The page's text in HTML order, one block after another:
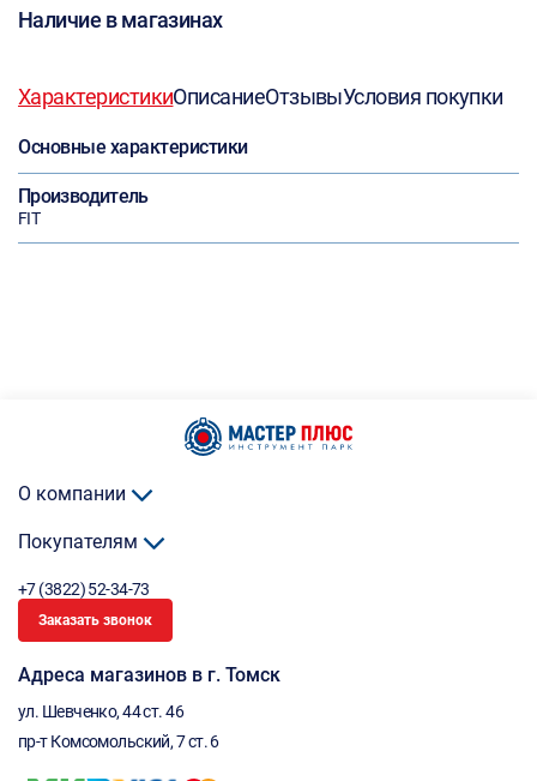
Наличие в магазинах
ХарактеристикиОписаниеОтзывыУсловия покупки
Основные характеристики
Производитель
FIT
О компании
Покупателям
+7 (3822) 52-34-73
Заказать звонок
Адреса магазинов в г. Томск
ул. Шевченко, 44 ст. 46
пр-т Комсомольский, 7 ст. 6